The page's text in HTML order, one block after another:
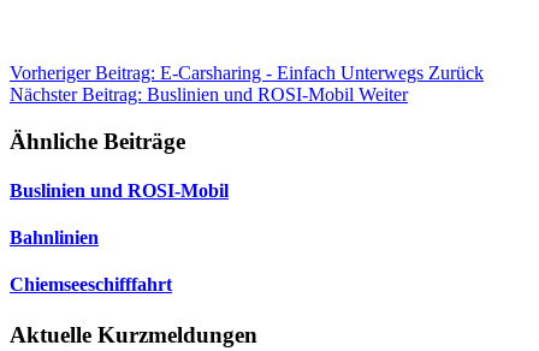
Vorheriger Beitrag: E-Carsharing - Einfach Unterwegs Zurück
Nächster Beitrag: Buslinien und ROSI-Mobil Weiter
Ähnliche Beiträge
Buslinien und ROSI-Mobil
Bahnlinien
Chiemseeschifffahrt
Aktuelle Kurzmeldungen